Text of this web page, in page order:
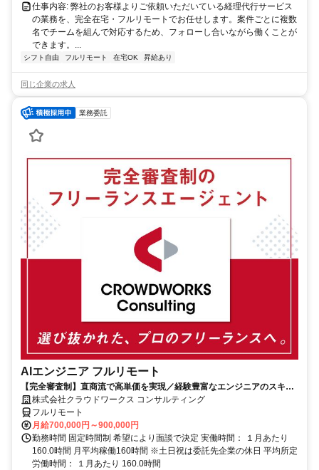
仕事内容: 弊社のお客様よりご依頼いただいている経理代行サービス
の業務を、完全在宅・フルリモートでお任せします。案件ごとに複数
名でチームを組んで対応するため、フォローし合いながら働くことが
できます。...
シフト自由 フルリモート 在宅OK 昇給あり
同じ企業の求人
業務委託
AIエンジニア フルリモート
【完全審査制】直商流で高単価を実現／経験豊富なエンジニアのスキル
に合致した案件を多数保有
株式会社クラウドワークス コンサルティング
フルリモート
月給700,000円～900,000円
勤務時間 固定時間制 希望により面談で決定 実働時間： １月あたり
160.0時間 月平均稼働160時間 ※土日祝は委託先企業の休日 平均所定
労働時間： １月あたり 160.0時間